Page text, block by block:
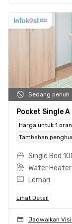
Sedang penuh
Pocket Single A
Harga untuk 1
Tambahan
Single Bed
Water Heater
Lemari
Lihat Detail
Jadwalkan